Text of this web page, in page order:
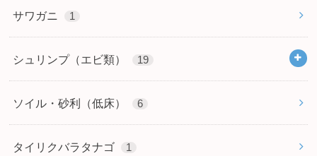
サワガニ 1
シュリンプ（エビ類） 19
ソイル・砂利（低床） 6
タイリクバラタナゴ 1